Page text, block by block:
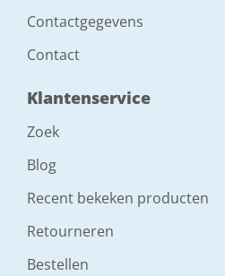
Contactgegevens
Contact
Klantenservice
Zoek
Blog
Recent bekeken producten
Retourneren
Bestellen